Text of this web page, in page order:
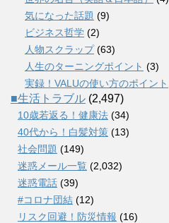
気になった話題 (9)
ビジネス哲学 (2)
人物スクラップ(63)
人生のターニングポイント (3)
実録！VALUの使い方のポイント
■生活トラブル (2,497)
10歳若返る！健康法 (34)
40代から！白髪対策 (13)
社会問題 (149)
迷惑メール一覧 (2,032)
迷惑電話 (39)
#コロナ団結 (12)
リスク回避！防災情報 (16)